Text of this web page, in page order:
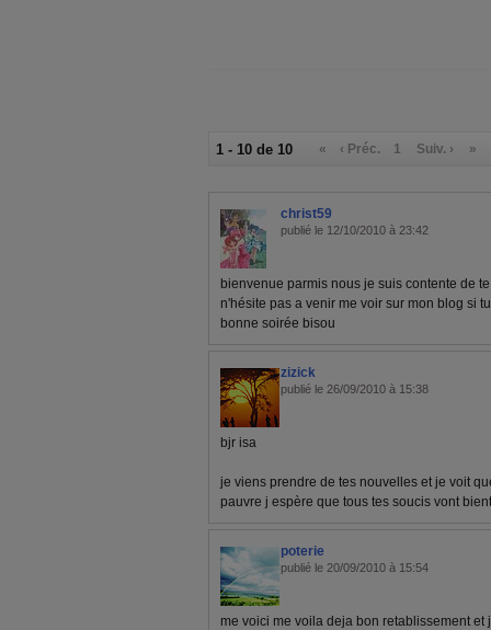
1 - 10 de 10 « ‹ Préc. 1 Suiv. › »
christ59
publié le 12/10/2010 à 23:42
bienvenue parmis nous je suis contente de
n'hésite pas a venir me voir sur mon blog si
bonne soirée bisou
zizick
publié le 26/09/2010 à 15:38
bjr isa
je viens prendre de tes nouvelles et je voit
pauvre j espère que tous tes soucis vont
poterie
publié le 20/09/2010 à 15:54
me voici me voila deja bon retablissement